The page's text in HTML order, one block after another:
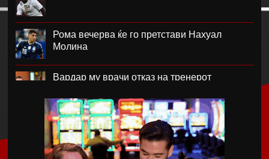
Рома вечерва ќе го претстави Нахуал
Молина
Вардар му врачи отказ на тренерот
Каљари го потврди трансферот на Даниел
Малдини